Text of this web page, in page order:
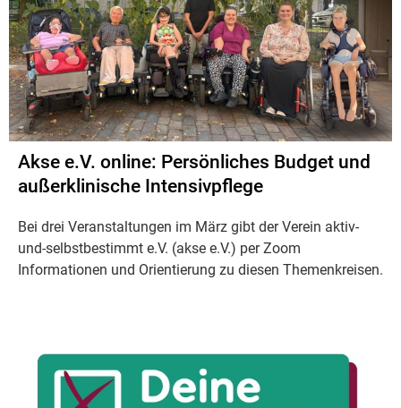
Akse e.V. online: Persönliches Budget und
außerklinische Intensivpflege
Bei drei Veranstaltungen im März gibt der Verein aktiv-
und-selbstbestimmt e.V. (akse e.V.) per Zoom
Informationen und Orientierung zu diesen Themenkreisen.